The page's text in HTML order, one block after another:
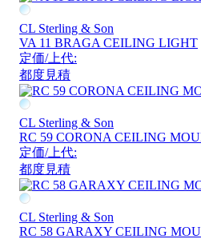
CL Sterling & Son
VA 11 BRAGA CEILING LIGHT
定価/上代:
都度見積
CL Sterling & Son
RC 59 CORONA CEILING
定価/上代:
都度見積
CL Sterling & Son
RC 58 GARAXY CEILING